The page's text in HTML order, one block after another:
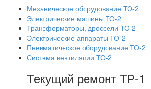
Механическое оборудование ТО-2
Электрические машины ТО-2
Трансформаторы, дроссели ТО-2
Электрические аппараты ТО-2
Пневматическое оборудование ТО-2
Система вентиляции ТО-2
Текущий ремонт ТР-1